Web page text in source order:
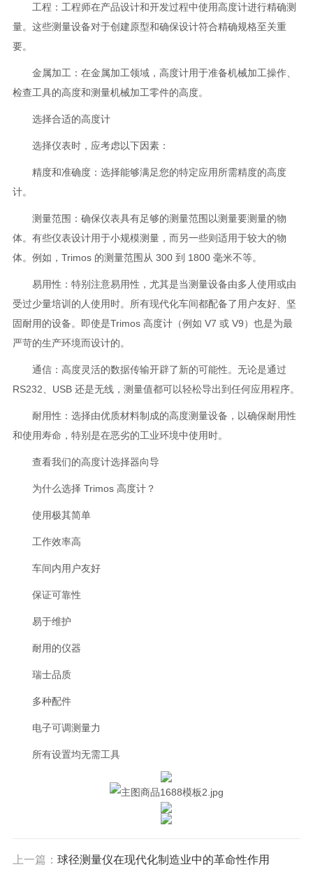
工程：工程师在产品设计和开发过程中使用高度计进行精确测
量。这些测量设备对于创建原型和确保设计符合精确规格至关重
要。
金属加工：在金属加工领域，高度计用于准备机械加工操作、
检查工具的高度和测量机械加工零件的高度。
选择合适的高度计
选择仪表时，应考虑以下因素：
精度和准确度：选择能够满足您的特定应用所需精度的高度
计。
测量范围：确保仪表具有足够的测量范围以测量要测量的物
体。有些仪表设计用于小规模测量，而另一些则适用于较大的物
体。例如，Trimos 的测量范围从 300 到 1800 毫米不等。
易用性：特别注意易用性，尤其是当测量设备由多人使用或由
受过少量培训的人使用时。所有现代化车间都配备了用户友好、坚
固耐用的设备。即使是Trimos 高度计（例如 V7 或 V9）也是为最
严苛的生产环境而设计的。
通信：高度灵活的数据传输开辟了新的可能性。无论是通过
RS232、USB 还是无线，测量值都可以轻松导出到任何应用程序。
耐用性：选择由优质材料制成的高度测量设备，以确保耐用性
和使用寿命，特别是在恶劣的工业环境中使用时。
查看我们的高度计选择器向导
为什么选择 Trimos 高度计？
使用极其简单
工作效率高
车间内用户友好
保证可靠性
易于维护
耐用的仪器
瑞士品质
多种配件
电子可调测量力
所有设置均无需工具
上一篇： 球径测量仪在现代化制造业中的革命性作用